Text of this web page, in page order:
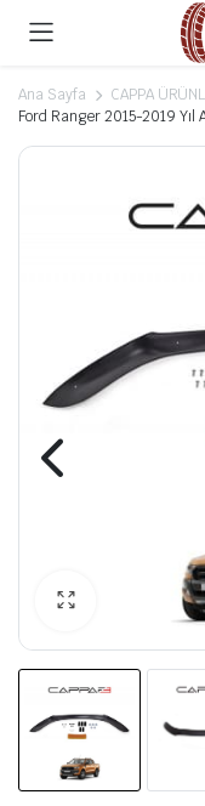
Ana Sayfa
CAPPA
Ford Ranger 2015-2019 Yıl